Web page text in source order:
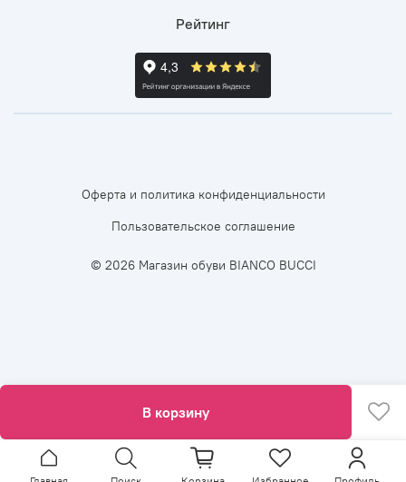
В корзину
Рейтинг
Оферта и политика конфиденциальности
Пользовательское соглашение
© 2026 Магазин обуви BIANCO BUCCI